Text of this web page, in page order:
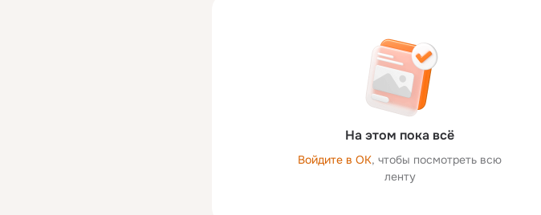
На этом пока всё
Войдите в ОК, чтобы посмотреть всю
ленту